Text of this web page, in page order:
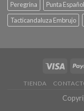
Peregrina
Punta
Tacticandaluza Embrujo
TIENDA